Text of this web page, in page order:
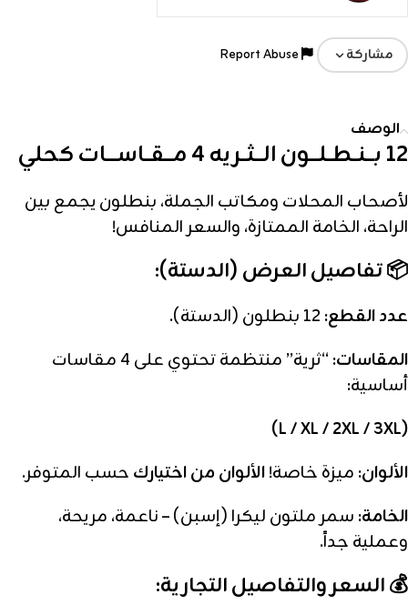
مشاركة
الوصف
12 بـــنــطــلـــون الـــثــريه 4 مـــقــاســــات كحلي
لأصحاب المحلات ومكاتب الجملة، بنطلون يجمع بين
الراحة، الخامة الممتازة، والسعر المنافس!
📦 تفاصيل العرض (الدستة):
عدد القطع:
المقاسات:
“ثرية” منتظمة تحتوي على 4 مقاسات
أساسية:
(L / XL / 2XL / 3XL)
الألوان: ميزة خاصة!الألوان من اختيارك حسب المتوفر.
الخامة: سمر ملتون ليكرا (إسبن) – ناعمة، مريحة،
وعملية جداً.
💰 السعر والتفاصيل التجارية: